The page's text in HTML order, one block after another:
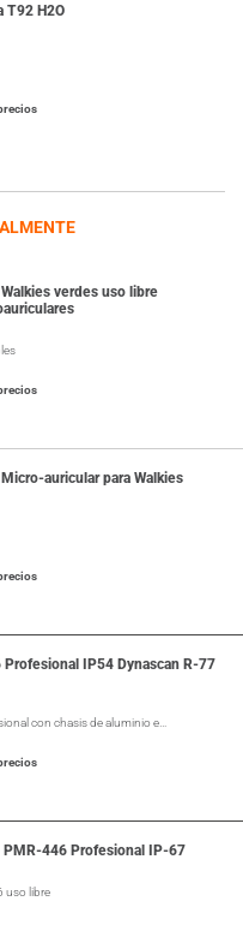
T92 H2O
verdes uso libre
auricular para Walkies
Profesional IP54 Dynascan R-77
con chasis de aluminio e…
PMR-446 Profesional IP-67
uso libre